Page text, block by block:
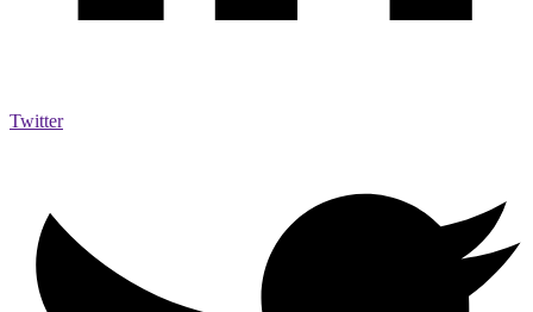
Twitter